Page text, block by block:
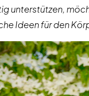
unterstützen,
Ideen für den